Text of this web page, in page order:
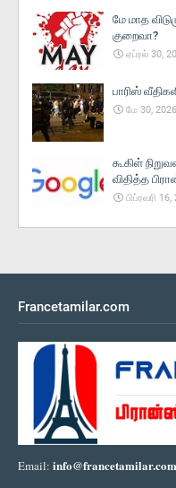
மே மாத
குறைவா?
ஏப்ரல் 30,
பாரிஸ்
மே 30, 2026
கூகிள்
விதித்த
பிப்ரவரி 16,
Francetamilar.com
Email: info@francetamilar.com